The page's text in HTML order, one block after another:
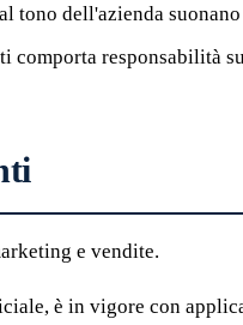
tono dell'azienda
comporta responsabilità
e vendite.
è in vigore con